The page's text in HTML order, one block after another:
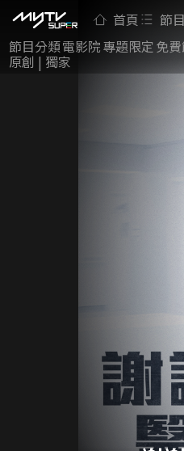
首頁 節
節目分類電影院專題限定 免
原創 | 獨家